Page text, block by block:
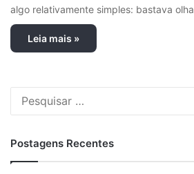
algo relativamente simples: bastava
Leia mais »
Postagens Recentes